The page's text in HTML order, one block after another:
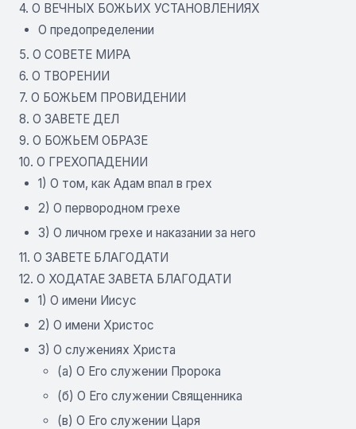
4. О ВЕЧНЫХ БОЖЬИХ УСТАНОВЛЕНИЯХ
О предопределении
5. О СОВЕТЕ МИРА
6. О ТВОРЕНИИ
7. О БОЖЬЕМ ПРОВИДЕНИИ
8. О ЗАВЕТЕ ДЕЛ
9. О БОЖЬЕМ ОБРАЗЕ
10. О ГРЕХОПАДЕНИИ
1) О том, как Адам впал в грех
2) О первородном грехе
3) О личном грехе и наказании за него
11. О ЗАВЕТЕ БЛАГОДАТИ
12. О ХОДАТАЕ ЗАВЕТА БЛАГОДАТИ
1) О имени Иисус
2) О имени Христос
3) О служениях Христа
(а) О Его служении Пророка
(б) О Его служении Священника
(в) О Его служении Царя